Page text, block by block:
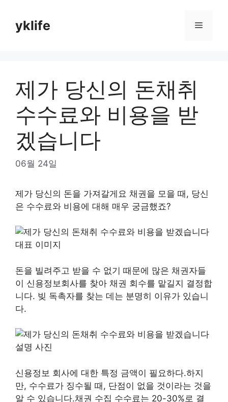
contentyklife Menu
제가 당신의 돈채취
수수료와 비용을 받
겠습니다
06월 24일
제가 당신의 돈을 가져갈게요 채권을 모을 때, 당신
은 수수료와 비용에 대해 매우 궁금했죠?
돈을 빌려주고 받을 수 없기 때문에 많은 채권자들
이 신용정보회사를 찾아 채권 회수를 맡길지 결정합
니다. 빚 독촉자를 찾는 데는 분명히 이유가 있습니
다.
신용정보 회사에 대한 특정 금액이 필요하다.하지
만, 수수료가 징수될 때, 단점이 없을 것이라는 것을
알 수 있습니다.채권 수집 수수료는 20-30%로 결